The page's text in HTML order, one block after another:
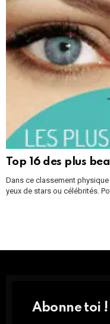
Top 16 des plus
Dans ce classement
yeux de stars ou célébrités.
DÉCOUVRE
Abonne toi !